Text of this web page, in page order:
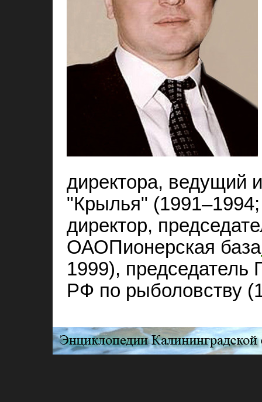
директора, ведущий
"Крылья"
директор,
ОАОПионерская база
1999), председатель
РФ по рыболовству